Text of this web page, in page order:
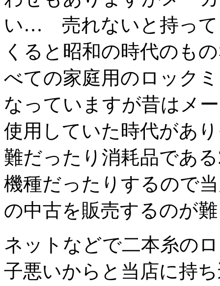
い… 売れないと持っ
くると昭和の時代のも
べての家庭用のロック
なっていますが昔はメ
使用していた時代があ
難だったり消耗品であ
機種だったりするので
の中古を販売するのが
ネットなどで二本糸の
子悪いからと当店に持